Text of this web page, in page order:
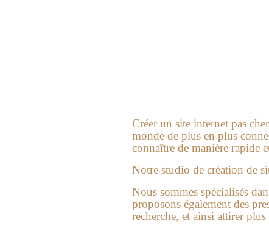
Créer un site internet pas
monde de plus en plus
connaître de manière rapide
Notre studio de création de
Nous sommes spécialisés
proposons également des
recherche, et ainsi attirer